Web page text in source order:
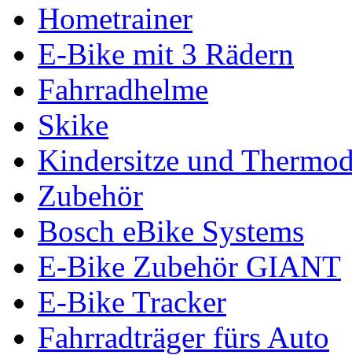
Hometrainer
E-Bike mit 3 Rädern
Fahrradhelme
Skike
Kindersitze und
Zubehör
Bosch eBike Systems
E-Bike Zubehör GIANT
E-Bike Tracker
Fahrradträger fürs Auto